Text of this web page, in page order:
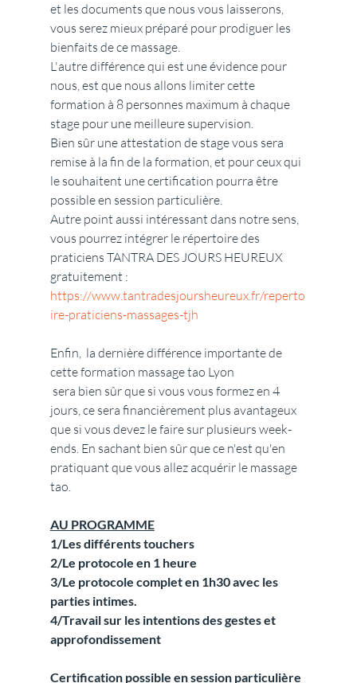
et les documents que nous vous laisserons,
vous serez mieux préparé pour prodiguer les
bienfaits de ce massage.
L'autre différence qui est une évidence pour
nous, est que nous allons limiter cette
formation à 8 personnes maximum à chaque
stage pour une meilleure supervision.
Bien sûr une attestation de stage vous sera
remise à la fin de la formation, et pour ceux qui
le souhaitent une certification pourra être
possible en session particulière.
Autre point aussi intéressant dans notre sens,
vous pourrez intégrer le répertoire des
praticiens TANTRA DES JOURS HEUREUX
gratuitement :
https://www.tantradesjoursheureux.fr/reperto
ire-praticiens-massages-tjh
Enfin,  la dernière différence importante de
cette formation massage tao Lyon
jours, ce sera financièrement plus avantageux
que si vous devez le faire sur plusieurs week-
ends. En sachant bien sûr que ce n'est qu'en
pratiquant que vous allez acquérir le massage
tao.
AU PROGRAMME
1/Les différents touchers
2/Le protocole en 1 heure
3/Le protocole complet en 1h30 avec les
parties intimes.
4/Travail sur les intentions des gestes et
approfondissement
Certification possible en session particulière